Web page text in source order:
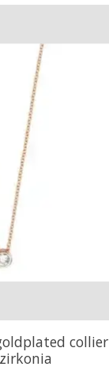
collier